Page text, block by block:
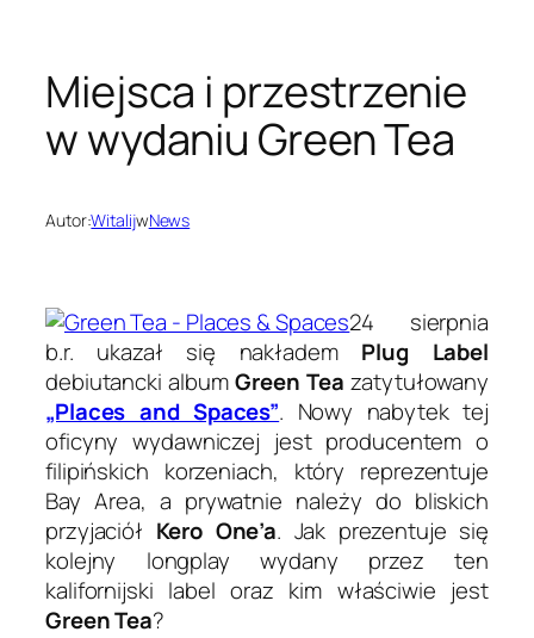
Miejsca i przestrzenie
w wydaniu Green Tea
Autor:WitalijwNews
24 sierpnia
b.r. ukazał się nakładem Plug Label
debiutancki albumGreen Tea zatytułowany
„Places and Spaces”. Nowy nabytek tej
oficyny wydawniczej jest producentem o
filipińskich korzeniach, który reprezentuje
Bay Area, a prywatnie należy do bliskich
przyjaciół Kero One’a. Jak prezentuje się
kolejny longplay wydany przez ten
kalifornijski label oraz kim właściwie jest
Green Tea?